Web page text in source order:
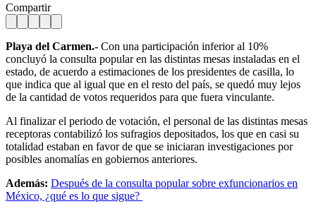
Compartir
Playa del Carmen.- Con una participación inferior al 10%
concluyó la consulta popular en las distintas mesas instaladas en el
estado, de acuerdo a estimaciones de los presidentes de casilla, lo
que indica que al igual que en el resto del país, se quedó muy lejos
de la cantidad de votos requeridos para que fuera vinculante.
Al finalizar el periodo de votación, el personal de las distintas mesas
receptoras contabilizó los sufragios depositados, los que en casi su
totalidad estaban en favor de que se iniciaran investigaciones por
posibles anomalías en gobiernos anteriores.
Además: Después de la consulta popular sobre exfuncionarios en
México, ¿qué es lo que sigue?